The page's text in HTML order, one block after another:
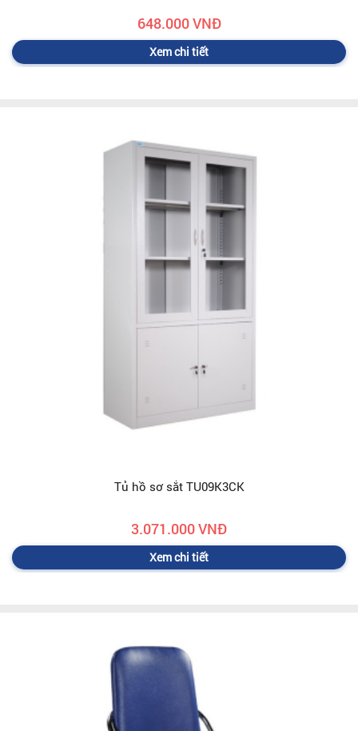
648.000 VNĐ
Xem chi tiết
Tủ hồ sơ sắt TU09K3CK
3.071.000 VNĐ
Xem chi tiết